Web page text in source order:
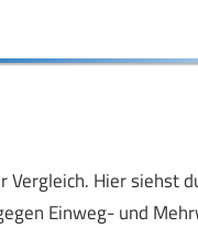
Hier siehst
Einweg- und